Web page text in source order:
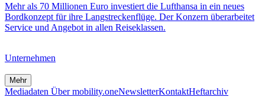
Mehr als 70 Millionen Euro investiert die Lufthansa in ein neues
Bordkonzept für ihre Langstreckenflüge. Der Konzern überarbeitet
Service und Angebot in allen Reiseklassen.
Unternehmen
Mehr
Mediadaten Über mobility.oneNewsletterKontaktHeftarchiv